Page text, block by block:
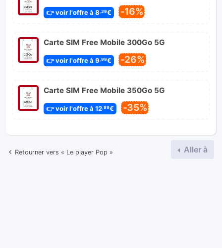
👉 voir l'offre à 8,39€ -16%
Carte SIM Free Mobile 300Go 5G
👉 voir l'offre à 9 ,99€ -26%
Carte SIM Free Mobile 350Go 5G
👉 voir l'offre à 12,99€ -35%
Retourner vers « Le player Pop » Aller à